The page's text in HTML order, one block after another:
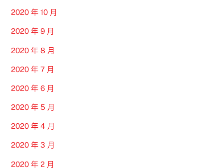
2020 年 10 月
2020 年 9 月
2020 年 8 月
2020 年 7 月
2020 年 6 月
2020 年 5 月
2020 年 4 月
2020 年 3 月
2020 年 2 月